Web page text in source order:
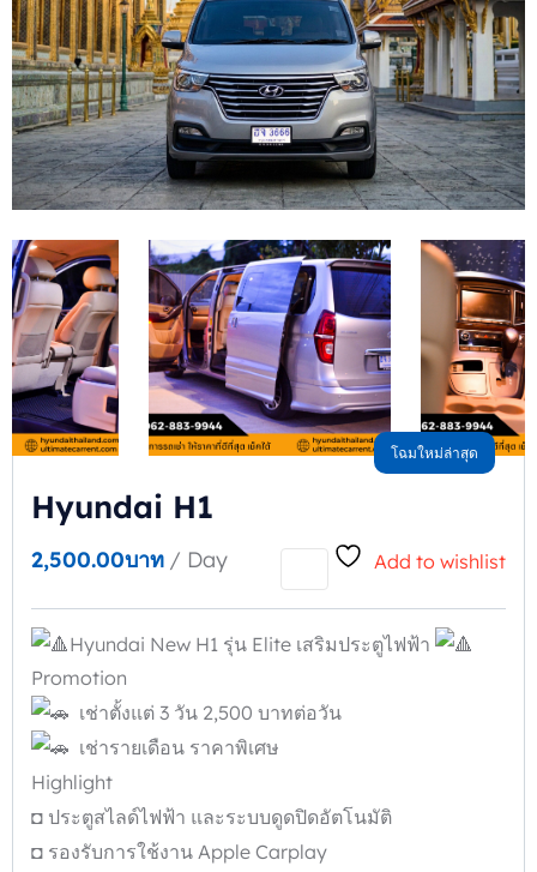
โฉมใหม่ล่าสุด
Hyundai H1
2,500.00บาท / Day Add to wishlist
Hyundai New H1 รุ่น Elite เสริมประตูไฟฟ้า
Promotion
เช่าตั้งแต่ 3 วัน 2,500 บาทต่อวัน
เช่ารายเดือน ราคาพิเศษ
Highlight
◘ ประตูสไลด์ไฟฟ้า และระบบดูดปิดอัตโนมัติ
◘ รองรับการใช้งาน Apple Carplay